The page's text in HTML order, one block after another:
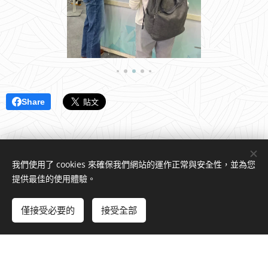
Share
Chiu Lab | 邱浩傑教授 實驗室
由Webnode提供技術支援
免費建立您的網站！
我們使用了 cookies 來確保我們網站的運作正常與安全性，並為您
提供最佳的使用體驗。
僅接受必要的 接受全部